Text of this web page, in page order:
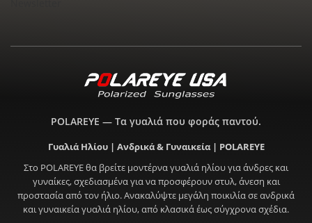
POLAREYE — Τα γυαλιά που φοράς παντού.
Γυαλιά Ηλίου | Ανδρικά & Γυναικεία | POLAREYE
Στο POLAREYE θα βρείτε μοντέρνα γυαλιά ηλίου για άνδρες και
γυναίκες, σχεδιασμένα για να προσφέρουν στυλ, άνεση και
προστασία από τον ήλιο. Ανακαλύψτε μεγάλη ποικιλία σε ανδρικά
και γυναικεία γυαλιά ηλίου, από κλασικά έως σύγχρονα σχέδια.